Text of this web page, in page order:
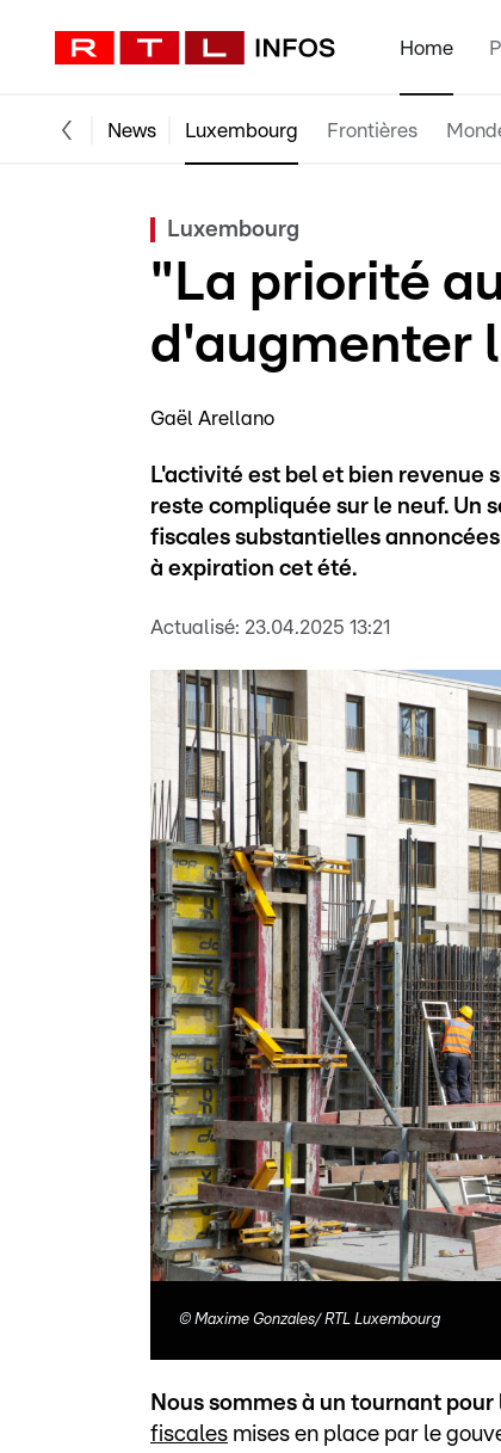
Home
News Luxembourg Frontières
Luxembourg
"La priorité
d'augmenter
Gaël Arellano
L'activité est bel et bien revenue
reste compliquée sur le neuf. Un
fiscales substantielles
à expiration cet été.
Actualisé: 23.04.2025 13:21
© Maxime Gonzales/ RTL Luxembourg
Nous sommes à un tournant
fiscales mises en place par le